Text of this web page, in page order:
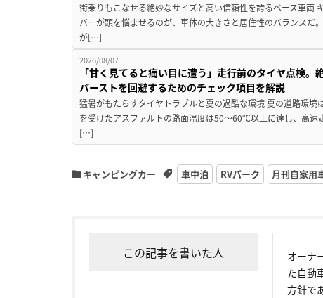
街乗りもこなせる絶妙なサイズと高い信頼性を誇るベース車両
バーが頭を悩ませるのが、車体の大きさと居住性のバランスだ
が[…]
2026/08/07
「甘く見てると痛い目に遭う」走行前のタイヤ点検。
バーストを回避するためのチェック項目を解説
猛暑がもたらすタイヤトラブルと夏の過酷な環境 夏の道路環
を受けたアスファルトの路面温度は50〜60℃以上に達し、高速
[…]
キャンピングカー 車中泊 RVパーク 月刊自家用
この記事を書いた人
オーナ
た自動
方針で